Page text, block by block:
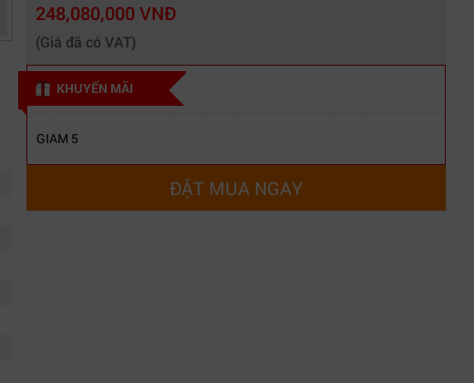
248,080,000 VNĐ
(Giá đã có VAT)
KHUYẾN MÃI
GIAM 5
ĐẶT MUA NGAY